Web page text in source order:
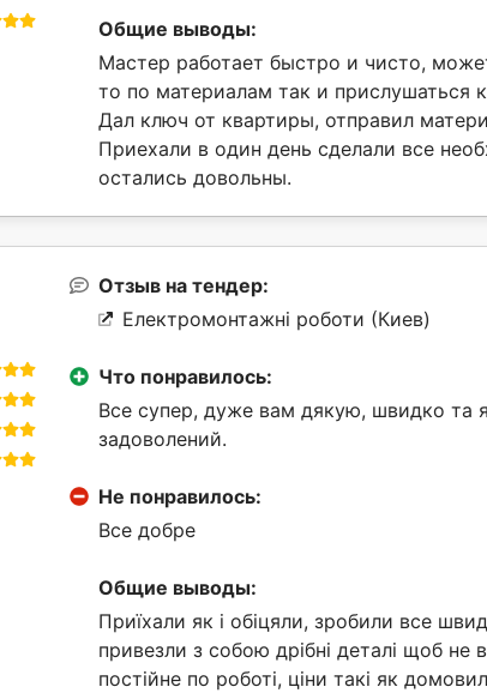
Общие выводы:
Мастер работает быстро и чисто,
то по материалам так и прислушаться
Дал ключ от квартиры, отправил
Приехали в один день сделали все
остались довольны.
Отзыв на тендер:
Електромонтажні роботи (Киев)
Что понравилось:
Все супер, дуже вам дякую, швидко та
задоволений.
Не понравилось:
Все добре
Общие выводы:
Приїхали як і обіцяли, зробили все
привезли з собою дрібні деталі щоб не
постійне по роботі, ціни такі як